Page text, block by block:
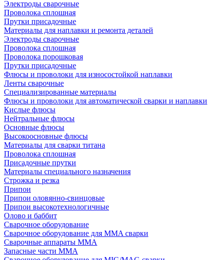
Электроды сварочные
Проволока сплошная
Прутки присадочные
Материалы для наплавки и ремонта деталей
Электроды сварочные
Проволока сплошная
Проволока порошковая
Прутки присадочные
Флюсы и проволоки для износостойкой наплавки
Ленты сварочные
Специализированные материалы
Флюсы и проволоки для автоматической сварки и наплавки
Кислые флюсы
Нейтральные флюсы
Основные флюсы
Высокоосновные флюсы
Материалы для сварки титана
Проволока сплошная
Присадочные прутки
Материалы специального назначения
Строжка и резка
Припои
Припои оловянно-свинцовые
Припои высокотехнологичные
Олово и баббит
Сварочное оборудование
Сварочное оборудование для MMA сварки
Сварочные аппараты MMA
Запасные части MMA